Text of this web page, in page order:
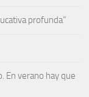
profunda”
En verano hay que